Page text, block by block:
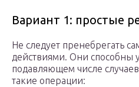
Вариант 1: простые
Не следует пренебрегать
действиями. Они способны
подавляющем числе
такие операции: